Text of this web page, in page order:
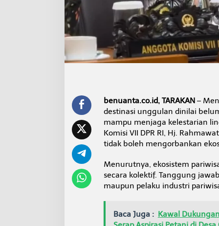
i
d
i
K
t
a
W
i
a
t
a
a
B
e
a
m
benuanta.co.id, TARAKAN–
destinasi unggulan dinilai
mampu menjaga kelestarian
Komisi VII DPR RI, Hj.
tidak boleh mengorbankan
Menurutnya, ekosistem
secara kolektif. Tanggung
maupun pelaku industri
Baca Juga : Kawal